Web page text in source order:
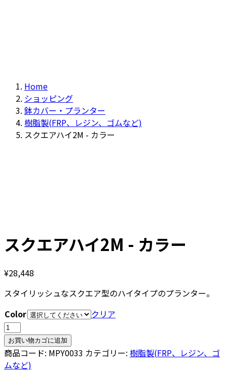
Home
ショッピング
鉢カバー・プランター
樹脂製(FRP、レジン、ゴムなど)
スクエアハイ2M - カラー
スクエアハイ2M - カラー
¥28,448
スタイリッシュなスクエア型のハイタイプのプランター。
Color
クリア
ス
ク
エ
ア
お買い物カゴに追加
商品コード: MPY0033 カテゴリー: 樹脂製(FRP、レジン、ゴ
ムなど)